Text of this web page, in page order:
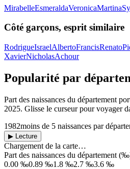
MirabelleEsmeraldaVeronicaMartina
Côté garçons, esprit similaire
RodrigueIsraelAlbertoFrancisRenato
XavierNicholasAchour
Popularité par
Part des naissances du département
2025. Glisse le curseur pour voyager
1982moins de 5 naissances par
▶ Lecture
Chargement de la carte…
Part des naissances du département
0.00 ‰0.89 ‰1.8 ‰2.7 ‰3.6 ‰